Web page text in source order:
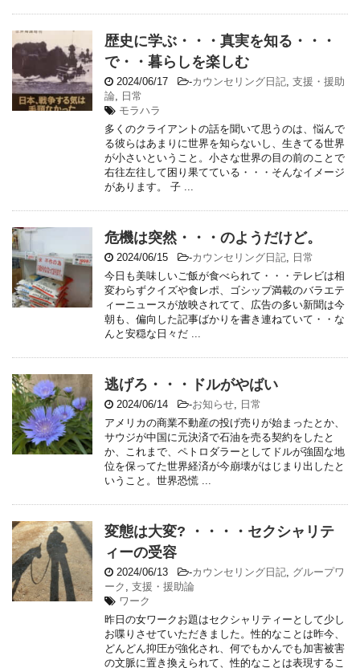
歴史に学ぶ・・・真実を知る・・・
で・・暮らしを楽しむ
2024/06/17 -カウンセリング日記, 支援・援助
論, 日常
モラハラ
多くのクライアントの話を聞いて思うのは、悩んで
る彼らはあまりに世界を知らないし、生きてる世界
が小さいということ。小さな世界の目の前のことで
右往左往して困り果てている・・・そんなイメージ
があります。 子 ...
危機は突然・・・のようだけど。
2024/06/15 -カウンセリング日記, 日常
今日も美味しいご飯が食べられて・・・テレビは相
変わらずクイズや食レポ、ゴシップ満載のバラエテ
ィーニュースが放映されてて、広告の多い新聞は今
朝も、偏向した記事ばかりを書き連ねていて・・な
んと安穏な日々だ ...
逃げろ・・・ドルがやばい
2024/06/14 -お知らせ, 日常
アメリカの商業不動産の投げ売りが始まったとか、
サウジが中国に元決済で石油を売る契約をしたと
か、これまで、ペトロダラーとしてドルが強固な地
位を保ってた世界経済が今崩壊がはじまり出したと
いうこと。世界恐慌 ...
変態は大変? ・・・・セクシャリテ
ィーの受容
2024/06/13 -カウンセリング日記, グループワ
ーク , 支援・援助論
ワーク
昨日の女ワークお題はセクシャリティーとして少し
お喋りさせていただきました。性的なことは昨今、
どんどん抑圧が強化され、何でもかんでも加害被害
の文脈に置き換えられて、性的なことは表現するこ